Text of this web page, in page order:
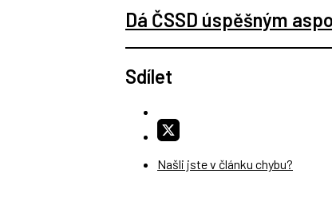
Dá ČSSD úspěšným
Sdílet
Našli jste v článku chybu?